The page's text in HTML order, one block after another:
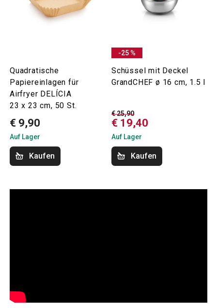
Quadratische
Papiereinlagen für
Airfryer DELÍCIA
23 x 23 cm, 50 St.
€ 9,90
Auf Lager
Kaufen
-25 %
Schüssel mit Deckel
GrandCHEF ø 16 cm, 1.5 l
€ 25,90
€ 19,40
Auf Lager
Kaufen